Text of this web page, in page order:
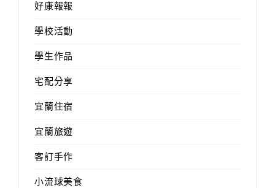
好康報報
學校活動
學生作品
宅配分享
宜蘭住宿
宜蘭旅遊
客訂手作
小流球美食